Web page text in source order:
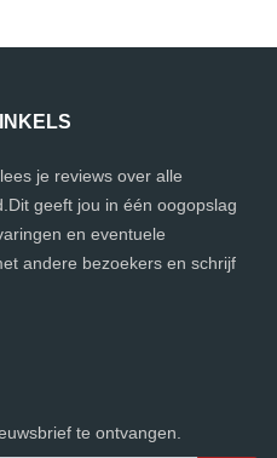
je reviews over alle
geeft jou in één oogopslag
en eventuele
andere bezoekers en schrijf
te ontvangen.